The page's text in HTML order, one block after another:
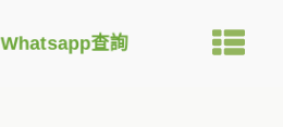
Whatsapp查詢